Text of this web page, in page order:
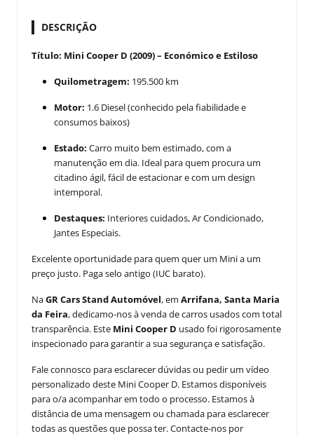
DESCRIÇÃO
Título: Mini Cooper D (2009) – Económico e Estiloso
Quilometragem: 195.500 km
Motor: 1.6 Diesel (conhecido pela fiabilidade e
consumos baixos)
Estado: Carro muito bem estimado, com a
manutenção em dia. Ideal para quem procura um
citadino ágil, fácil de estacionar e com um design
intemporal.
Destaques: Interiores cuidados, Ar Condicionado,
Jantes Especiais.
Excelente oportunidade para quem quer um Mini a um
preço justo. Paga selo antigo (IUC barato).
NaGR Cars Stand Automóvel, em Arrifana, Santa Maria
da Feira, dedicamo-nos à venda de carros usados com total
transparência. Este Mini Cooper D usado foi rigorosamente
inspecionado para garantir a sua segurança e satisfação.
Fale connosco para esclarecer dúvidas ou pedir um vídeo
personalizado deste Mini Cooper D. Estamos disponíveis
para o/a acompanhar em todo o processo. Estamos à
distância de uma mensagem ou chamada para esclarecer
todas as questões que possa ter. Contacte-nos por